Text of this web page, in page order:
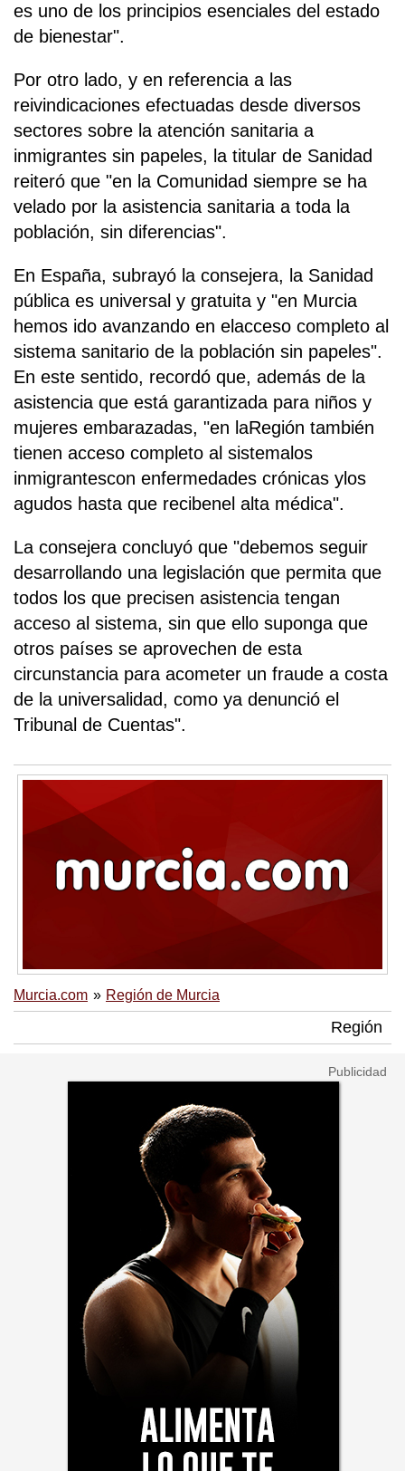
es uno de los principios esenciales del estado
de bienestar".
Por otro lado, y en referencia a las
reivindicaciones efectuadas desde diversos
sectores sobre la atención sanitaria a
inmigrantes sin papeles, la titular de Sanidad
reiteró que "en la Comunidad siempre se ha
velado por la asistencia sanitaria a toda la
población, sin diferencias".
En España, subrayó la consejera, la Sanidad
pública es universal y gratuita y "en Murcia
hemos ido avanzando en elacceso completo al
sistema sanitario de la población sin papeles".
En este sentido, recordó que, además de la
asistencia que está garantizada para niños y
mujeres embarazadas, "en laRegión también
tienen acceso completo al sistemalos
inmigrantescon enfermedades crónicas ylos
agudos hasta que recibenel alta médica".
La consejera concluyó que "debemos seguir
desarrollando una legislación que permita que
todos los que precisen asistencia tengan
acceso al sistema, sin que ello suponga que
otros países se aprovechen de esta
circunstancia para acometer un fraude a costa
de la universalidad, como ya denunció el
Tribunal de Cuentas".
Murcia.com Región de Murcia
Región